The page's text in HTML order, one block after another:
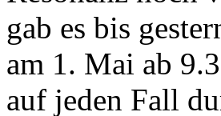
gab es bis
am 1. Mai ab
auf jeden Fall